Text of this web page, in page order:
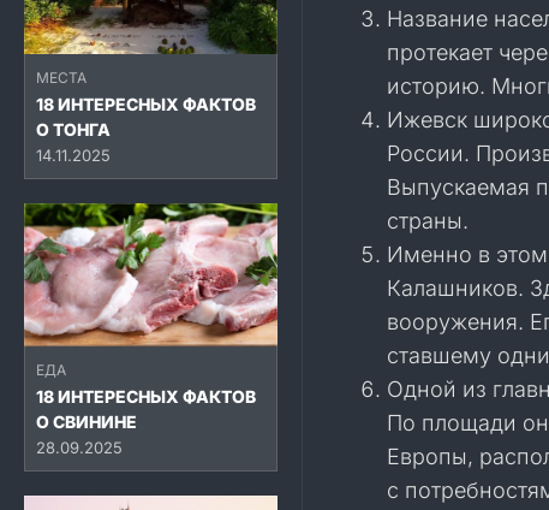
МЕСТА
18 ИНТЕРЕСНЫХ ФАКТОВ
О ТОНГА
14.11.2025
ЕДА
18 ИНТЕРЕСНЫХ ФАКТОВ
О СВИНИНЕ
28.09.2025
Название
протекает
историю.
Ижевск
России.
Выпускаемая
страны.
Именно в этом
Калашников.
вооружения.
ставшему
Одной из
По площади он
Европы,
с